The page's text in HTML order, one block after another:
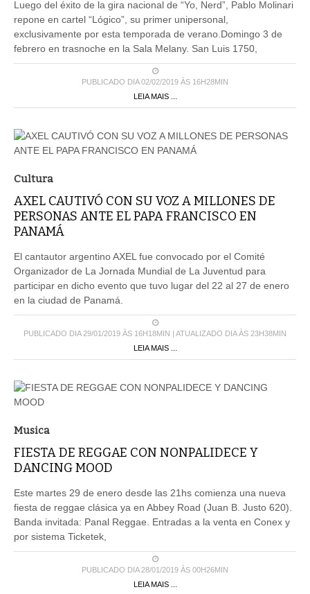
Luego del éxito de la gira nacional de “Yo, Nerd”, Pablo Molinari
repone en cartel “Lógico”, su primer unipersonal,
exclusivamente por esta temporada de verano.Domingo 3 de
febrero en trasnoche en la Sala Melany. San Luis 1750,
PUBLICADO DIA 02/02/2019 ÀS 16H28MIN
LEIA MAIS ...
Cultura
AXEL CAUTIVÓ CON SU VOZ A MILLONES DE
PERSONAS ANTE EL PAPA FRANCISCO EN
PANAMÁ
El cantautor argentino AXEL fue convocado por el Comité
Organizador de La Jornada Mundial de La Juventud para
participar en dicho evento que tuvo lugar del 22 al 27 de enero
en la ciudad de Panamá.
PUBLICADO DIA 29/01/2019 ÀS 16H18MIN | ATUALIZADO DIA ÀS 23H38MIN
LEIA MAIS ...
Musica
FIESTA DE REGGAE CON NONPALIDECE Y
DANCING MOOD
Este martes 29 de enero desde las 21hs comienza una nueva
fiesta de reggae clásica ya en Abbey Road (Juan B. Justo 620).
Banda invitada: Panal Reggae. Entradas a la venta en Conex y
por sistema Ticketek,
PUBLICADO DIA 28/01/2019 ÀS 00H26MIN
LEIA MAIS ...